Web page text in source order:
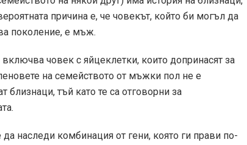
причина е, че човекът, който би могъл да
поколение, е мъж.
човек с яйцеклетки, които допринасят за
на семейството от мъжки пол не е
тъй като те са отговорни за
наследи комбинация от гени, която ги прави по-